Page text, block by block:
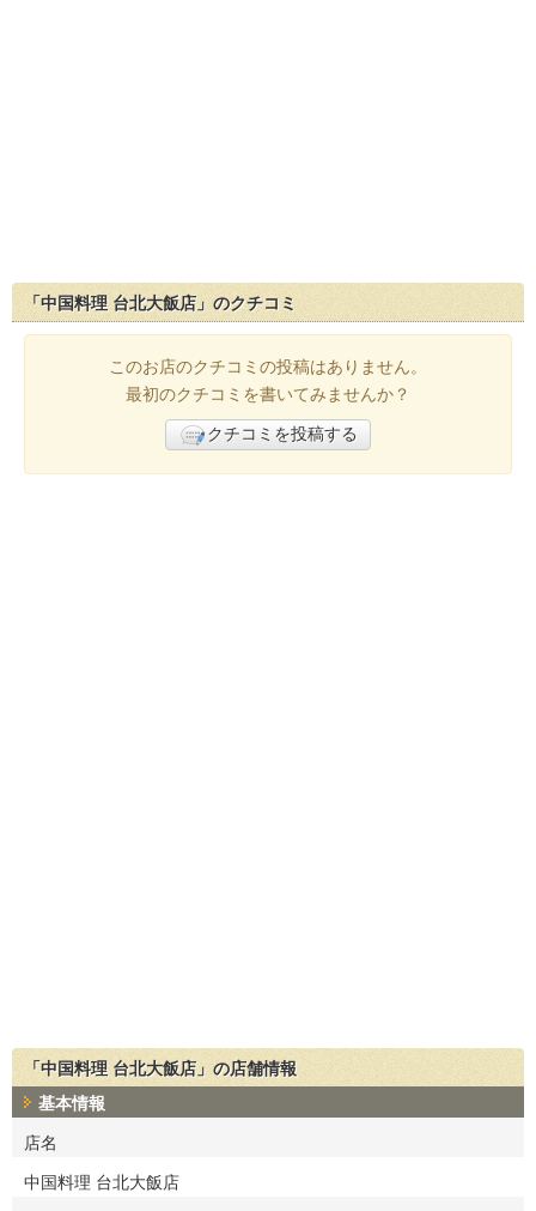
「中国料理 台北大飯店」のクチコミ
このお店のクチコミの投稿はありません。
最初のクチコミを書いてみませんか？
クチコミを投稿する
「中国料理 台北大飯店」の店舗情報
基本情報
店名
中国料理 台北大飯店